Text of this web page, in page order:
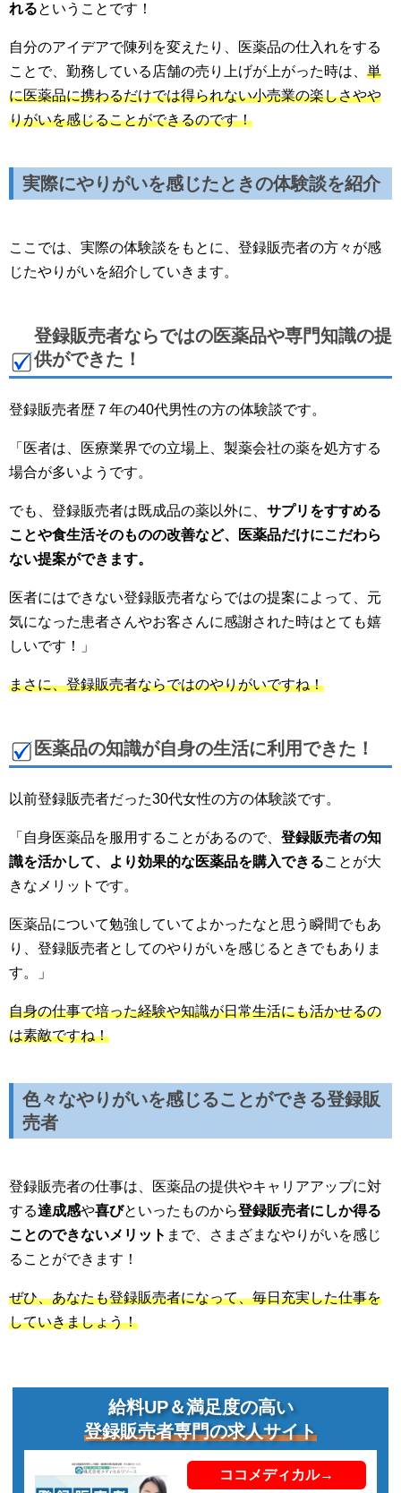
れるということです！
自分のアイデアで陳列を変えたり、医薬品の仕入れをする
ことで、勤務している店舗の売り上げが上がった時は、 単
に医薬品に携わるだけでは得られない小売業の楽しさやや
りがいを感じることができるのです！
実際にやりがいを感じたときの体験談を紹介
ここでは、実際の体験談をもとに、登録販売者の方々が感
じたやりがいを紹介していきます。
登録販売者ならではの医薬品や専門知識の提
供ができた！
登録販売者歴７年の40代男性の方の体験談です。
「医者は、医療業界での立場上、製薬会社の薬を処方する
場合が多いようです。
でも、登録販売者は既成品の薬以外に、 サプリをすすめる
ことや食生活そのものの改善など、医薬品だけにこだわら
ない提案ができます。
医者にはできない登録販売者ならではの提案によって、元
気になった患者さんやお客さんに感謝された時はとても嬉
しいです！」
まさに、登録販売者ならではのやりがいですね！
医薬品の知識が自身の生活に利用できた！
以前登録販売者だった30代女性の方の体験談です。
「自身医薬品を服用することがあるので、 登録販売者の知
識を活かして、より効果的な医薬品を購入できることが大
きなメリットです。
医薬品について勉強していてよかったなと思う瞬間でもあ
り、登録販売者としてのやりがいを感じるときでもありま
す。」
自身の仕事で培った経験や知識が日常生活にも活かせるの
は素敵ですね！
色々なやりがいを感じることができる登録販
売者
登録販売者の仕事は、医薬品の提供やキャリアアップに対
する達成感や喜びといったものから登録販売者にしか得る
ことのできないメリット まで、さまざまなやりがいを感じ
ることができます！
ぜひ、あなたも登録販売者になって、毎日充実した仕事を
していきましょう！
給料UP＆満足度の高い
登録販売者専門の求人サイト
ココメディカル→